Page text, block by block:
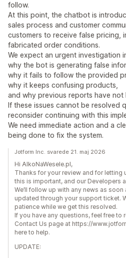
follow.
At this point, the chatbot is
sales process and customer
customers to receive false pricing,
fabricated order conditions.
We expect an urgent investigation
why the bot is generating false
why it fails to follow the provided
why it keeps confusing products,
and why previous reports have
If these issues cannot be resolved
reconsider continuing with this
We need immediate action and a
being done to fix the system.
Jotform Inc. svarede 21. maj 2026
Hi AlkoNaWesele.pl,
Thanks for your review and for letting
this is important, and our Developers
We’ll follow up with any news as
updated through your support ticket.
patience while we get this resolved.
If you have any questions, feel free to
Contact Us page at https://
here to help.
UPDATE: